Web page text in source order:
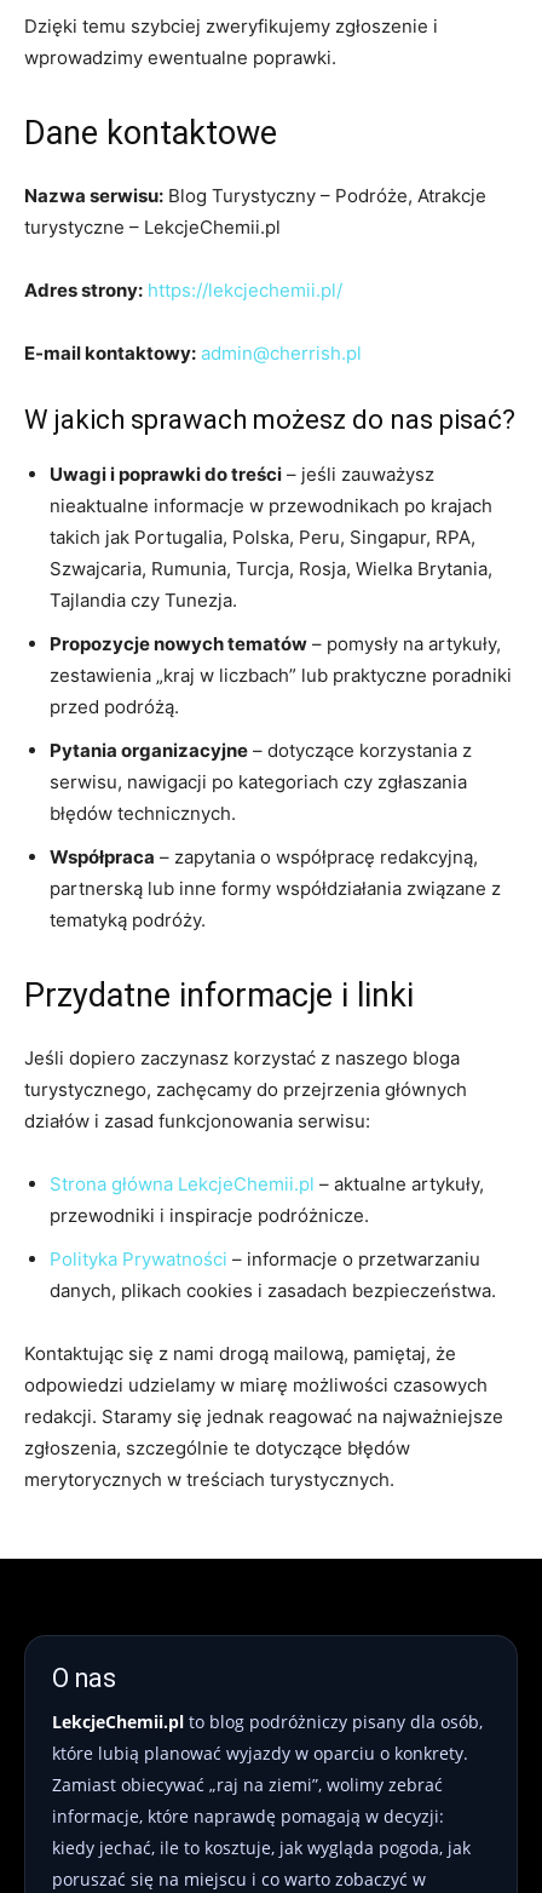
Dzięki temu szybciej zweryfikujemy zgłoszenie i
wprowadzimy ewentualne poprawki.
Dane kontaktowe
Nazwa serwisu: Blog Turystyczny – Podróże, Atrakcje
turystyczne – LekcjeChemii.pl
Adres strony: https://lekcjechemii.pl/
E-mail kontaktowy: admin@cherrish.pl
W jakich sprawach możesz do nas pisać?
Uwagi i poprawki do treści – jeśli zauważysz
nieaktualne informacje w przewodnikach po krajach
takich jak Portugalia, Polska, Peru, Singapur, RPA,
Szwajcaria, Rumunia, Turcja, Rosja, Wielka Brytania,
Tajlandia czy Tunezja.
Propozycje nowych tematów – pomysły na artykuły,
zestawienia „kraj w liczbach” lub praktyczne poradniki
przed podróżą.
Pytania organizacyjne – dotyczące korzystania z
serwisu, nawigacji po kategoriach czy zgłaszania
błędów technicznych.
Współpraca – zapytania o współpracę redakcyjną,
partnerską lub inne formy współdziałania związane z
tematyką podróży.
Przydatne informacje i linki
Jeśli dopiero zaczynasz korzystać z naszego bloga
turystycznego, zachęcamy do przejrzenia głównych
działów i zasad funkcjonowania serwisu:
Strona główna LekcjeChemii.pl – aktualne artykuły,
przewodniki i inspiracje podróżnicze.
Polityka Prywatności – informacje o przetwarzaniu
danych, plikach cookies i zasadach bezpieczeństwa.
Kontaktując się z nami drogą mailową, pamiętaj, że
odpowiedzi udzielamy w miarę możliwości czasowych
redakcji. Staramy się jednak reagować na najważniejsze
zgłoszenia, szczególnie te dotyczące błędów
merytorycznych w treściach turystycznych.
O nas
LekcjeChemii.pl to blog podróżniczy pisany dla osób,
które lubią planować wyjazdy w oparciu o konkrety.
Zamiast obiecywać „raj na ziemi”, wolimy zebrać
informacje, które naprawdę pomagają w decyzji:
kiedy jechać, ile to kosztuje, jak wygląda pogoda, jak
poruszać się na miejscu i co warto zobaczyć w